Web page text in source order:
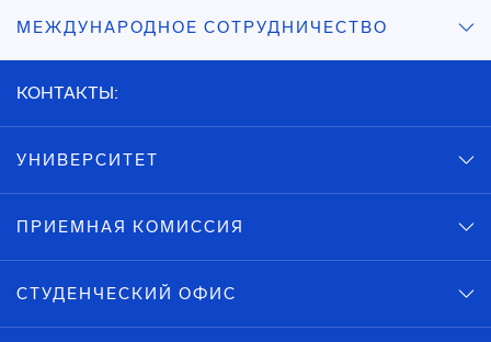
МЕЖДУНАРОДНОЕ СОТРУДНИЧЕСТВО
КОНТАКТЫ:
УНИВЕРСИТЕТ
ПРИЕМНАЯ КОМИССИЯ
СТУДЕНЧЕСКИЙ ОФИС